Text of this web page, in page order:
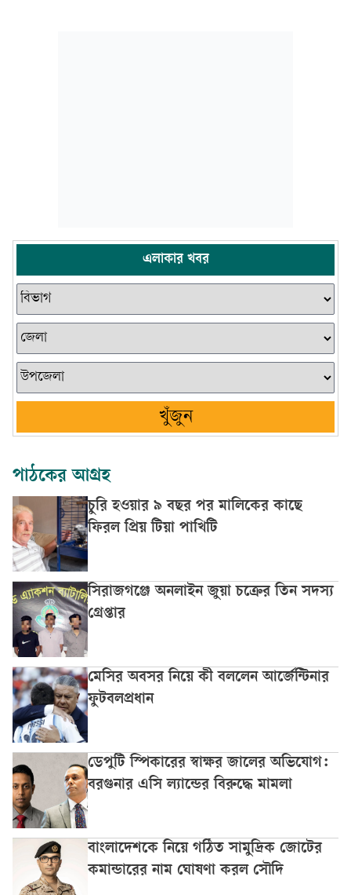
এলাকার খবর
খুঁজুন
পাঠকের আগ্রহ
চুরি হওয়ার ৯ বছর পর মালিকের কাছে
ফিরল প্রিয় টিয়া পাখিটি
সিরাজগঞ্জে অনলাইন জুয়া চক্রের তিন সদস্য
গ্রেপ্তার
মেসির অবসর নিয়ে কী বললেন আর্জেন্টিনার
ফুটবলপ্রধান
ডেপুটি স্পিকারের স্বাক্ষর জালের অভিযোগ:
বরগুনার এসি ল্যান্ডের বিরুদ্ধে মামলা
বাংলাদেশকে নিয়ে গঠিত সামুদ্রিক জোটের
কমান্ডারের নাম ঘোষণা করল সৌদি